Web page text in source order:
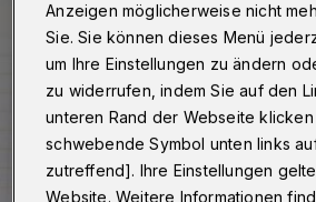
Anzeigen möglicherweise nicht
Sie. Sie können dieses Menü
um Ihre Einstellungen zu ändern
zu widerrufen, indem Sie auf den
unteren Rand der Webseite
schwebende Symbol unten links
zutreffend]. Ihre Einstellungen
Website. Weitere Informationen